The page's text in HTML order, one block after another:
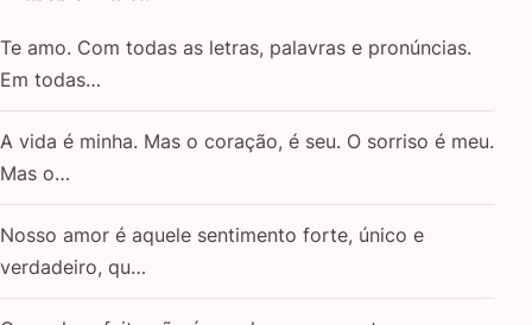
Te amo. Com todas as letras, palavras e pronúncias.
Em todas…
A vida é minha. Mas o coração, é seu. O sorriso é meu.
Mas o…
Nosso amor é aquele sentimento forte, único e
verdadeiro, qu…